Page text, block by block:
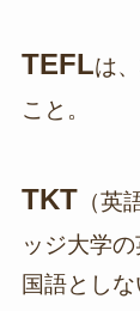
TEFLは
こと。
TKT （英
ッジ大学
国語とし